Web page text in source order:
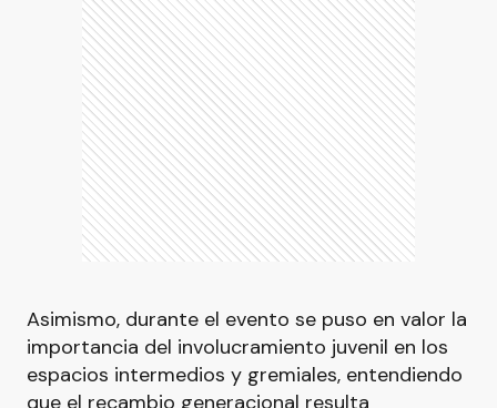
Asimismo, durante el evento se puso en valor la
importancia del involucramiento juvenil en los
espacios intermedios y gremiales, entendiendo
que el recambio generacional resulta